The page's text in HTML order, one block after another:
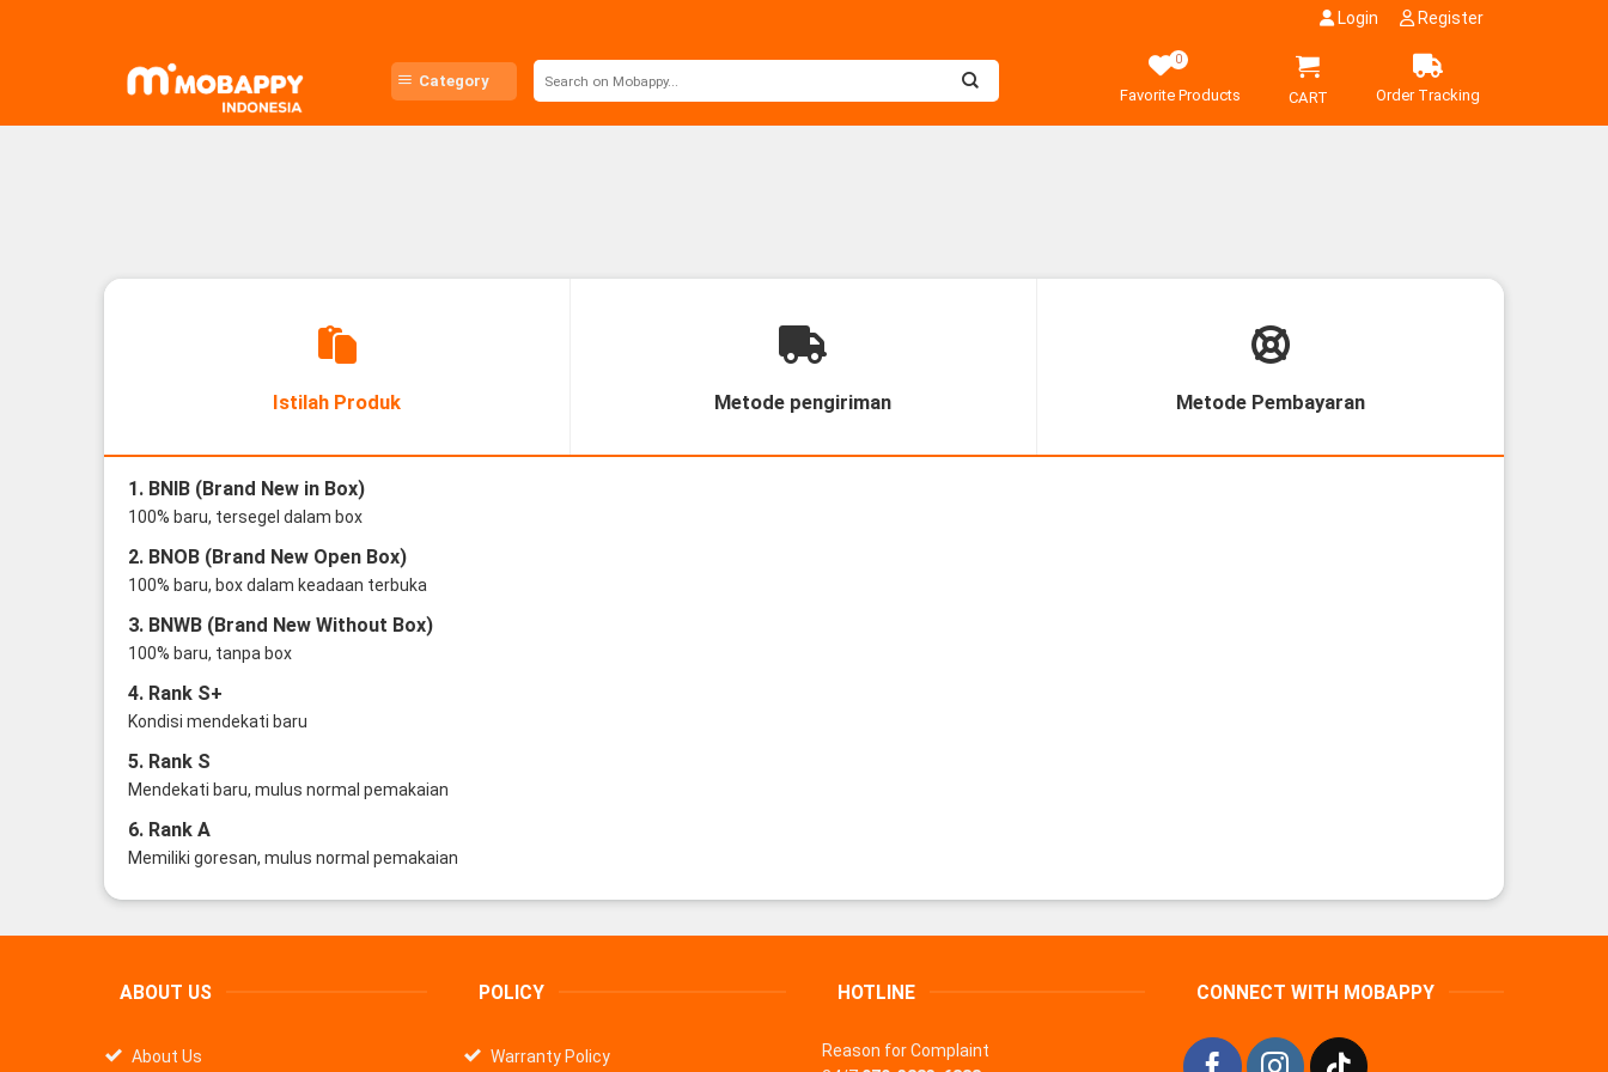
Login Register
Category
0
Favorite Products CART Order Tracking
Istilah Produk Metode pengiriman Metode Pembayaran
1. BNIB (Brand New in Box)
100% baru, tersegel dalam box
2. BNOB (Brand New Open Box)
100% baru, box dalam keadaan terbuka
3. BNWB (Brand New Without Box)
100% baru, tanpa box
4. Rank S+
Kondisi mendekati baru
5. Rank S
Mendekati baru, mulus normal pemakaian
6. Rank A
Memiliki goresan, mulus normal pemakaian
ABOUT US
About Us
POLICY
Warranty Policy
HOTLINE
Reason for Complaint
CONNECT WITH MOBAPPY